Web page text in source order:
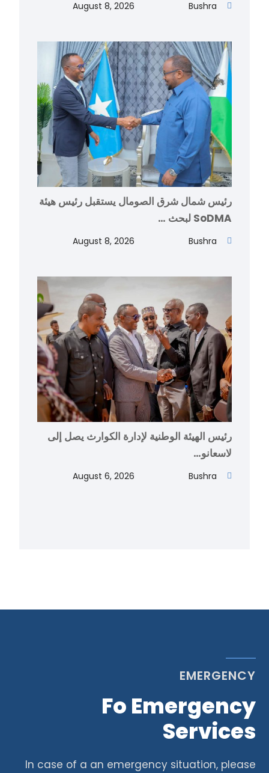
Bushra
August 8, 2026
رئيس شمال شرق الصومال يستقبل رئيس هيئة
SoDMA لبحث …
Bushra
August 8, 2026
رئيس الهيئة الوطنية لإدارة الكوارث يصل إلى
لاسعانو…
Bushra
August 6, 2026
EMERGENCY
Fo Emergency
Services
In case of a an emergency situation, please